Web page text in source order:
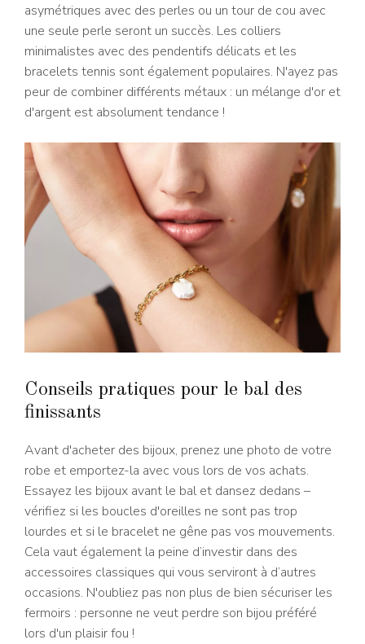
asymétriques avec des perles ou un tour de cou avec
une seule perle seront un succès. Les colliers
minimalistes avec des pendentifs délicats et les
bracelets tennis sont également populaires. N'ayez pas
peur de combiner différents métaux : un mélange d'or et
d'argent est absolument tendance !
Conseils pratiques pour le bal des
finissants
Avant d'acheter des bijoux, prenez une photo de votre
robe et emportez-la avec vous lors de vos achats.
Essayez les bijoux avant le bal et dansez dedans –
vérifiez si les boucles d'oreilles ne sont pas trop
lourdes et si le bracelet ne gêne pas vos mouvements.
Cela vaut également la peine d’investir dans des
accessoires classiques qui vous serviront à d’autres
occasions. N'oubliez pas non plus de bien sécuriser les
fermoirs : personne ne veut perdre son bijou préféré
lors d'un plaisir fou !